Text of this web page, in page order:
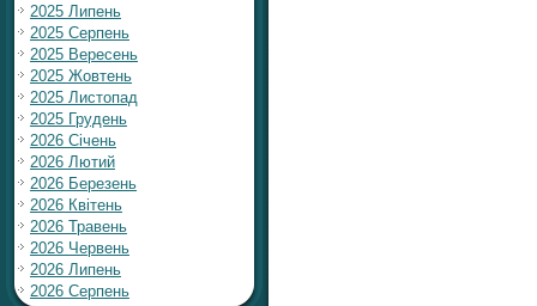
2025 Липень
2025 Серпень
2025 Вересень
2025 Жовтень
2025 Листопад
2025 Грудень
2026 Січень
2026 Лютий
2026 Березень
2026 Квітень
2026 Травень
2026 Червень
2026 Липень
2026 Серпень